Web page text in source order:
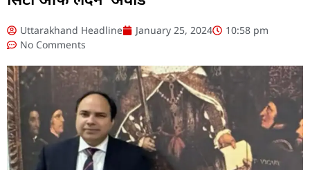
Uttarakhand Headline January 25, 2024
10:58 pm
No Comments